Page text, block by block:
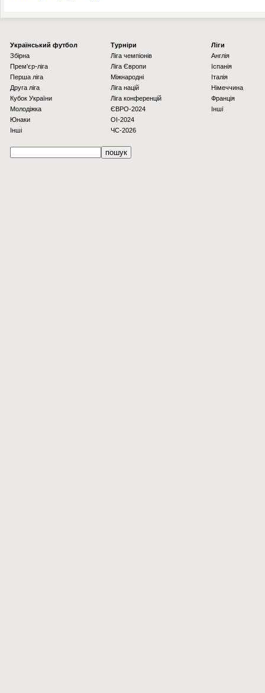
Українcький футбол
Збірна
Прем'єр-ліга
Перша ліга
Друга ліга
Кубок України
Молодіжка
Юнаки
Інші
Турніри
Ліга чемпіонів
Ліга Європи
Міжнародні
Ліга націй
Ліга конференцій
ЄВРО-2024
OI-2024
ЧС-2026
Ліги
Англія
Іспанія
Італія
Німеччина
Франція
Інші